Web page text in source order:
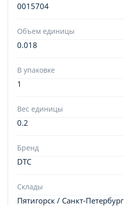
0015704
Объем единицы
0.018
В упаковке
1
Вес единицы
0.2
Бренд
DTC
Склады
Пятигорск / Санкт-Петербург